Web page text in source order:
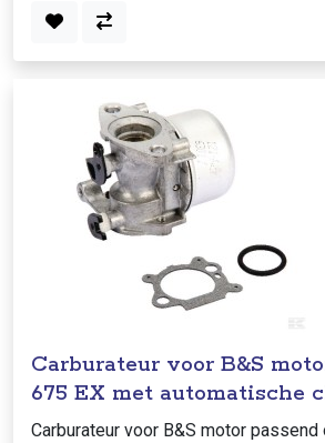
Carburateur voor B&S
675 EX met automatische
Carburateur voor B&S motor passend